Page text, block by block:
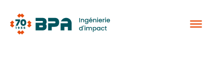
contenu